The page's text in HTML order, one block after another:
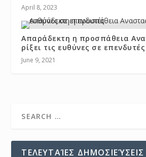
April 8, 2023
Απαράδεκτη η προσπάθεια
ρίξει τις ευθύνες σε επενδυτές
June 9, 2021
ΤΕΛΕΥΤΑΊΕΣ ΔΗΜΟΣΙΕΎΣΕΙΣ